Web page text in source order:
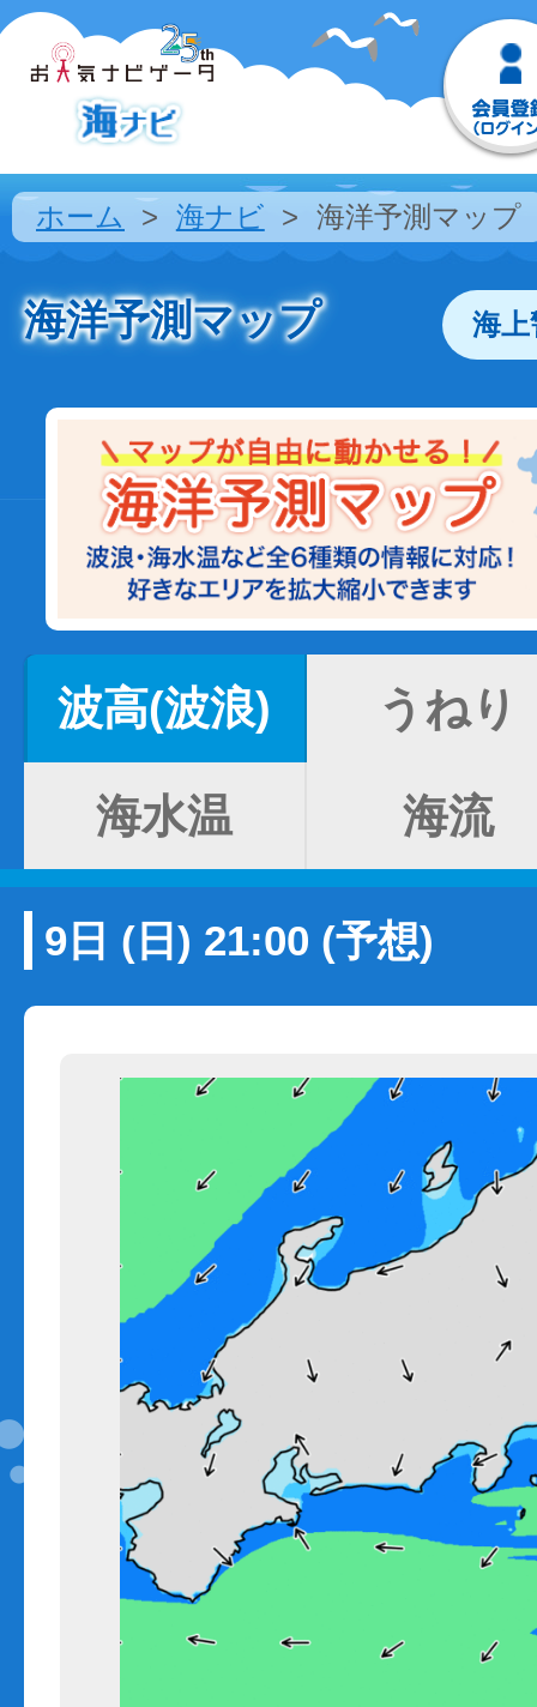
ホーム 海ナビ 海洋予測マップ
海洋予測マップ 海
波高(波浪) うねり
海水温 海流
9日 (日) 21:00 (予想)